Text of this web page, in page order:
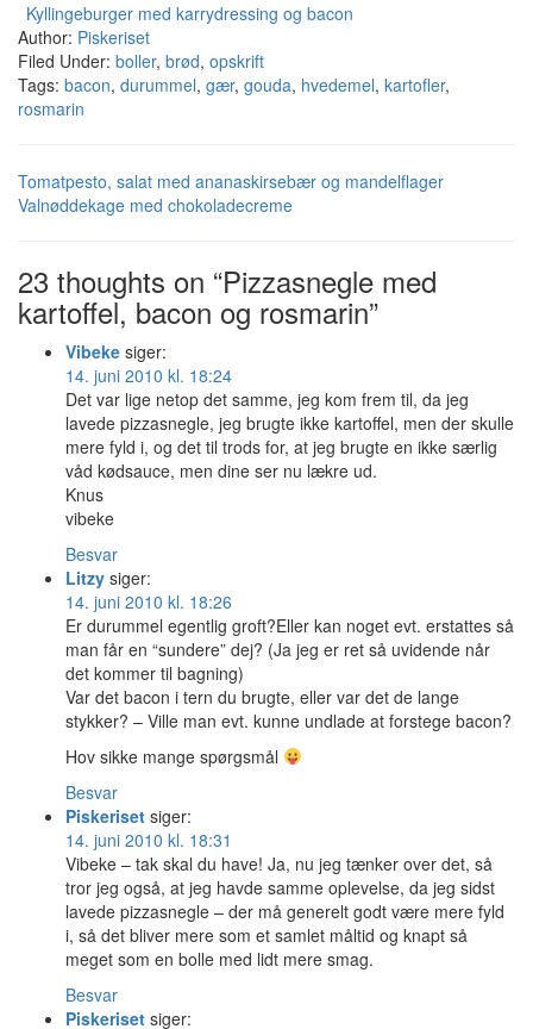
Kyllingeburger med karrydressing og bacon
Author: Piskeriset
Filed Under: boller, brød, opskrift
Tags: bacon, durummel, gær, gouda, hvedemel, kartofler,
rosmarin
Tomatpesto, salat med ananaskirsebær og mandelflager
Valnøddekage med chokoladecreme
23 thoughts on “Pizzasnegle med
kartoffel, bacon og rosmarin”
Vibeke siger:
14. juni 2010 kl. 18:24
Det var lige netop det samme, jeg kom frem til, da jeg
lavede pizzasnegle, jeg brugte ikke kartoffel, men der skulle
mere fyld i, og det til trods for, at jeg brugte en ikke særlig
våd kødsauce, men dine ser nu lækre ud.
Knus
vibeke
Besvar
Litzy siger:
14. juni 2010 kl. 18:26
Er durummel egentlig groft?Eller kan noget evt. erstattes så
man får en “sundere” dej? (Ja jeg er ret så uvidende når
det kommer til bagning)
Var det bacon i tern du brugte, eller var det de lange
stykker? – Ville man evt. kunne undlade at forstege bacon?
Hov sikke mange spørgsmål
Besvar
Piskeriset siger:
14. juni 2010 kl. 18:31
Vibeke – tak skal du have! Ja, nu jeg tænker over det, så
tror jeg også, at jeg havde samme oplevelse, da jeg sidst
lavede pizzasnegle – der må generelt godt være mere fyld
i, så det bliver mere som et samlet måltid og knapt så
meget som en bolle med lidt mere smag.
Besvar
Piskeriset siger: